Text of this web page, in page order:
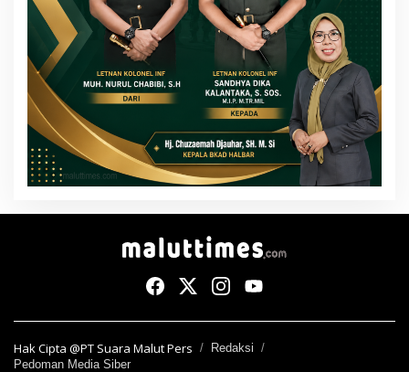
Hak Cipta @PT Suara Malut Pers
Redaksi
Pedoman Media Siber